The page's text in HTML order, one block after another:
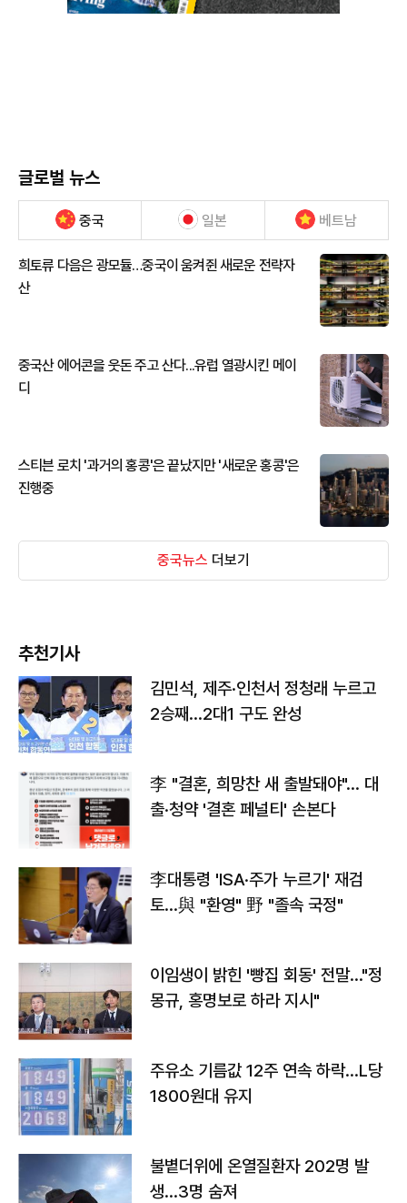
글로벌 뉴스
중국 일본 베트남
희토류 다음은 광모듈…중국이 움켜쥔 새로운 전략자
산
중국산 에어콘을 웃돈 주고 산다...유럽 열광시킨 메이
디
스티븐 로치 '과거의 홍콩'은 끝났지만 '새로운 홍콩'은
진행중
중국뉴스 더보기
추천기사
김민석, 제주·인천서 정청래 누르고
2승째…2대1 구도 완성
李 "결혼, 희망찬 새 출발돼야"… 대
출·청약 '결혼 페널티' 손본다
李대통령 'ISA·주가 누르기' 재검
토…與 "환영" 野 "졸속 국정"
이임생이 밝힌 '빵집 회동' 전말…"정
몽규, 홍명보로 하라 지시"
주유소 기름값 12주 연속 하락…L당
1800원대 유지
불볕더위에 온열질환자 202명 발
생…3명 숨져